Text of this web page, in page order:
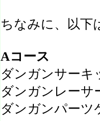
ちなみに、以下
Aコース
ダンガンサーキ
ダンガンレーサ
ダンガンパーツ